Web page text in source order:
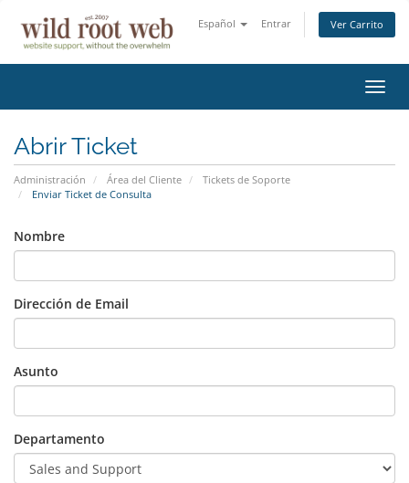
Español Entrar Ver Carrito
Abrir Ticket
Administración Área del Cliente
Tickets de Soporte
Enviar Ticket de Consulta
Nombre
Dirección de Email
Asunto
Departamento